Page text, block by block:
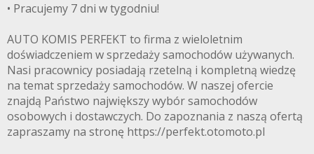
• Pracujemy 7 dni w tygodniu!
AUTO KOMIS PERFEKT to firma z wieloletnim
doświadczeniem w sprzedaży samochodów używanych.
Nasi pracownicy posiadają rzetelną i kompletną wiedzę
na temat sprzedaży samochodów. W naszej ofercie
znajdą Państwo największy wybór samochodów
osobowych i dostawczych. Do zapoznania z naszą ofertą
zapraszamy na stronę https://perfekt.otomoto.pl